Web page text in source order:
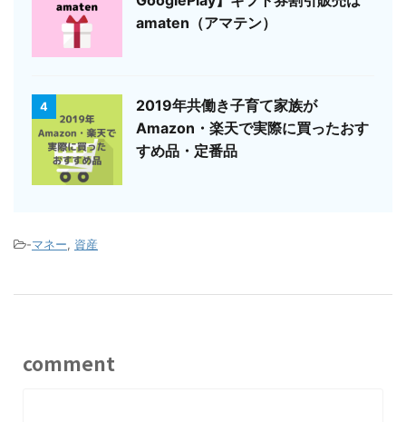
amaten（アマテン）
4
2019年共働き子育て家族が
Amazon・楽天で実際に買ったおす
すめ品・定番品
-マネー, 資産
comment